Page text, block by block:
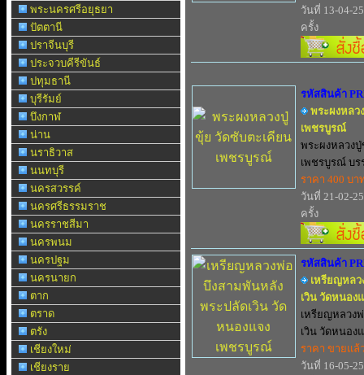
พระนครศรีอยุธยา
ปัตตานี
ปราจีนบุรี
ประจวบคีรีขันธ์
ปทุมธานี
บุรีรัมย์
บึงกาฬ
น่าน
นราธิวาส
นนทบุรี
นครสวรรค์
นครศรีธรรมราช
นครราชสีมา
นครพนม
นครปฐม
นครนายก
ตาก
ตราด
ตรัง
เชียงใหม่
เชียงราย
วันที่ 13-04-
ครั้ง
รหัสสินค้า
พระผงหลว
เพชรบูรณ์
พระผงหลวง
เพชรบูรณ์ บร
ราคา 400 บา
วันที่ 21-02-
ครั้ง
รหัสสินค้า
เหรียญหล
เวิน วัดหนอง
เหรียญหลวง
เวิน วัดหนองแ
ราคา ขายแล้
วันที่ 16-05-